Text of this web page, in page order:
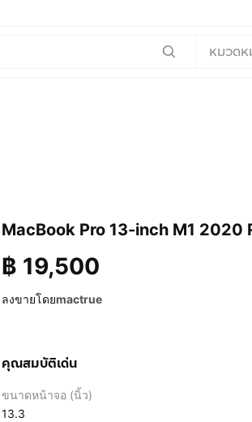
หมวดห
MacBook Pro 13-inch M1 2020
฿ 19,500
ลงขายโดยmactrue
คุณสมบัติเด่น
ขนาดหน้าจอ (นิ้ว)
13.3